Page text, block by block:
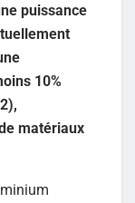
puissance
10%
matériaux